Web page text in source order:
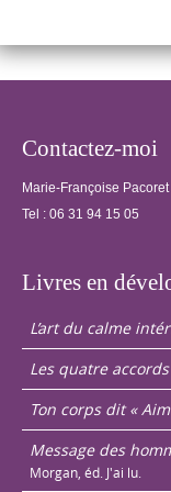
Contactez-moi
Marie-Françoise Pacoret
Tel : 06 31 94 15 05
Livres en
L’art du calme
Les quatre
Ton corps dit «
Message des
Morgan, éd. J'ai lu.